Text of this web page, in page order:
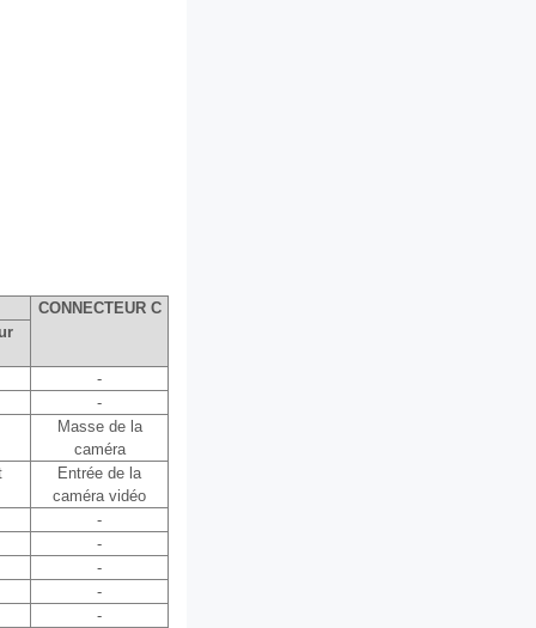
CONNECTEUR C
-
-
Masse de la
caméra
Entrée de la
caméra vidéo
-
-
-
-
-